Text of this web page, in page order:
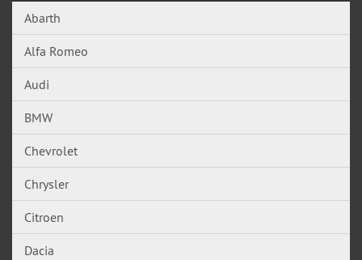
Abarth
Alfa Romeo
Audi
BMW
Chevrolet
Chrysler
Citroen
Dacia